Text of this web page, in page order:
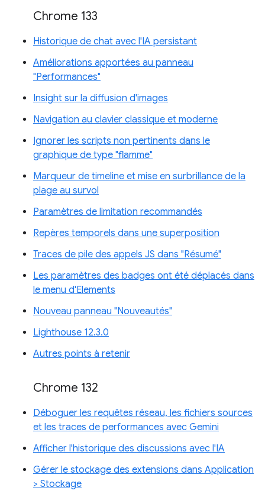
Chrome 133
Historique de chat avec l'IA persistant
Améliorations apportées au panneau
"Performances"
Insight sur la diffusion d'images
Navigation au clavier classique et moderne
Ignorer les scripts non pertinents dans le
graphique de type "flamme"
Marqueur de timeline et mise en surbrillance de la
plage au survol
Paramètres de limitation recommandés
Repères temporels dans une superposition
Traces de pile des appels JS dans "Résumé"
Les paramètres des badges ont été déplacés dans
le menu d'Elements
Nouveau panneau "Nouveautés"
Lighthouse 12.3.0
Autres points à retenir
Chrome 132
Déboguer les requêtes réseau, les fichiers sources
et les traces de performances avec Gemini
Afficher l'historique des discussions avec l'IA
Gérer le stockage des extensions dans Application
> Stockage